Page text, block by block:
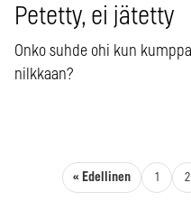
Petetty, ei jätetty
Onko suhde ohi kun
nilkkaan?
Artikkelien
« Edellinen 1 2